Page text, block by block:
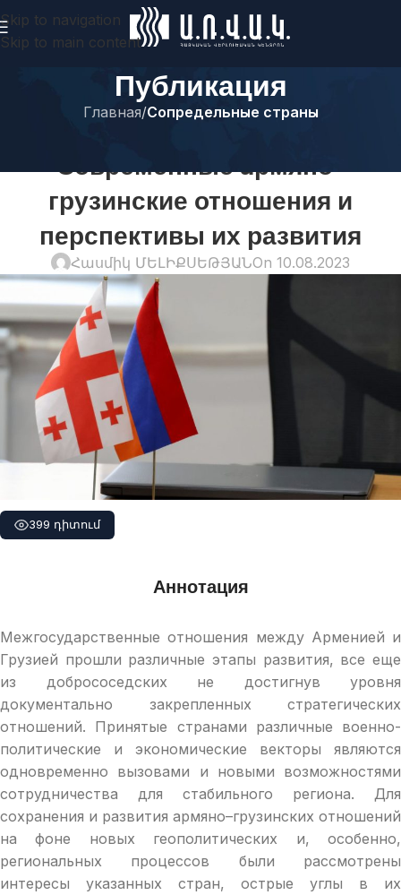
Skip to navigation
Skip to main content
Публикация
Главная/Сопредельные страны
Современные aрмяно–
грузинские отношения и
перспективы их развития
Հասմիկ ՄԵԼԻՔՍԵԹՅԱՆOn 10.08.2023
399 դիտում
Аннотация
Межгосударственные отношения между Арменией и
Грузией прошли различные этапы развития, все еще
из добрососедских не достигнув уровня
документально закрепленных стратегических
отношений. Принятые странами различные военно-
политические и экономические векторы являются
одновременно вызовами и новыми возможностями
сотрудничества для стабильного региона. Для
сохранения и развития армяно–грузинских отношений
на фоне новых геополитических и, особенно,
региональных процессов были рассмотрены
интересы указанных стран, острые углы в их